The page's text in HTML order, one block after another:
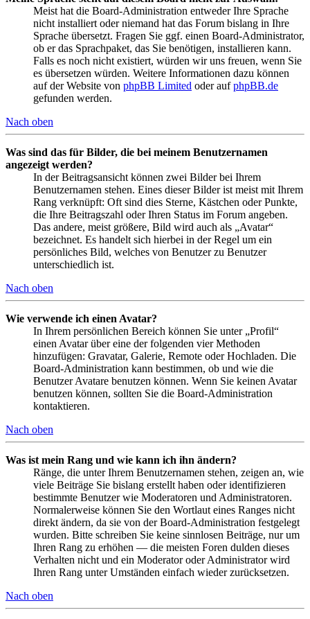
Meist hat die Board-Administration entweder Ihre Sprache
nicht installiert oder niemand hat das Forum bislang in Ihre
Sprache übersetzt. Fragen Sie ggf. einen Board-Administrator,
ob er das Sprachpaket, das Sie benötigen, installieren kann.
Falls es noch nicht existiert, würden wir uns freuen, wenn Sie
es übersetzen würden. Weitere Informationen dazu können
auf der Website von phpBB Limited oder aufphpBB.de
gefunden werden.
Nach oben
Was sind das für Bilder, die bei meinem Benutzernamen
angezeigt werden?
In der Beitragsansicht können zwei Bilder bei Ihrem
Benutzernamen stehen. Eines dieser Bilder ist meist mit Ihrem
Rang verknüpft: Oft sind dies Sterne, Kästchen oder Punkte,
die Ihre Beitragszahl oder Ihren Status im Forum angeben.
Das andere, meist größere, Bild wird auch als „Avatar“
bezeichnet. Es handelt sich hierbei in der Regel um ein
persönliches Bild, welches von Benutzer zu Benutzer
unterschiedlich ist.
Nach oben
Wie verwende ich einen Avatar?
In Ihrem persönlichen Bereich können Sie unter „Profil“
einen Avatar über eine der folgenden vier Methoden
hinzufügen: Gravatar, Galerie, Remote oder Hochladen. Die
Board-Administration kann bestimmen, ob und wie die
Benutzer Avatare benutzen können. Wenn Sie keinen Avatar
benutzen können, sollten Sie die Board-Administration
kontaktieren.
Nach oben
Was ist mein Rang und wie kann ich ihn ändern?
Ränge, die unter Ihrem Benutzernamen stehen, zeigen an, wie
viele Beiträge Sie bislang erstellt haben oder identifizieren
bestimmte Benutzer wie Moderatoren und Administratoren.
Normalerweise können Sie den Wortlaut eines Ranges nicht
direkt ändern, da sie von der Board-Administration festgelegt
wurden. Bitte schreiben Sie keine sinnlosen Beiträge, nur um
Ihren Rang zu erhöhen — die meisten Foren dulden dieses
Verhalten nicht und ein Moderator oder Administrator wird
Ihren Rang unter Umständen einfach wieder zurücksetzen.
Nach oben